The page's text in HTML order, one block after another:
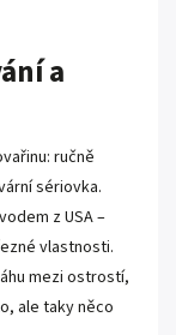
a
ručně
sériovka.
z USA –
vlastnosti.
mezi ostrostí,
ale taky něco